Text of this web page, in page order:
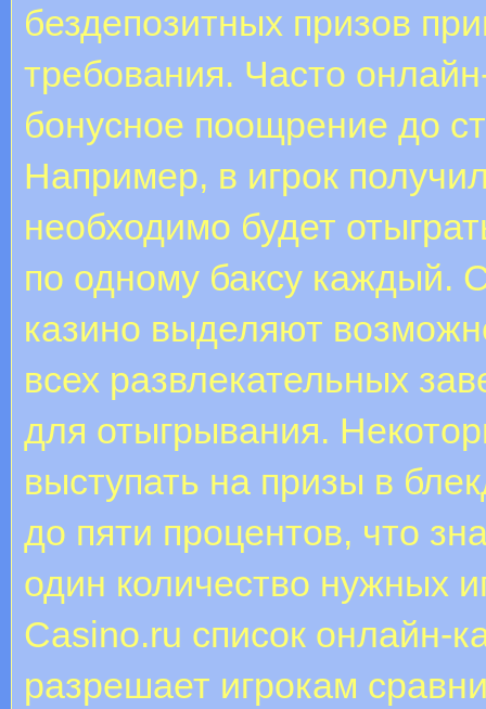
бездепозитных призов
требования. Часто
бонусное поощрение до
Например, в игрок
необходимо будет
по одному баксу каждый.
казино выделяют
всех развлекательных
для отыгрывания.
выступать на призы в
до пяти процентов, что
один количество нужных
Casino.ru список онлайн-
разрешает игрокам